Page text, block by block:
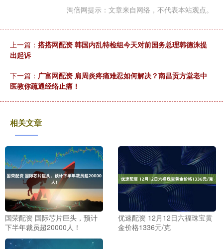
淘倍网提示：文章来自网络，不代表本站观点。
上一篇： 搭搭网配资 韩国内乱特检组今天对前国务总理韩德洙提
出起诉
下一篇： 广富网配资 肩周炎疼痛难忍如何解决？南昌贡方堂老中
医教你疏通经络止痛！
相关文章
国荣配资 国际芯片巨头，预计
下半年裁员超20000人！
优速配资 12月12日六福珠宝黄
金价格1336元/克